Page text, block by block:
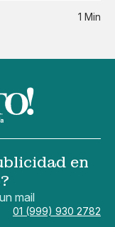
1 Min
en
mail
01 (999) 930 2782